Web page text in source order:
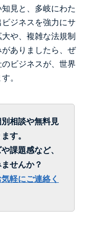
見と、多岐にわた
ジネスを強力にサ
や、複雑な法規制
ありましたら、ぜ
ビジネスが、世界
。
相談や無料見
す。
課題感など、
せんか？
軽にご連絡く